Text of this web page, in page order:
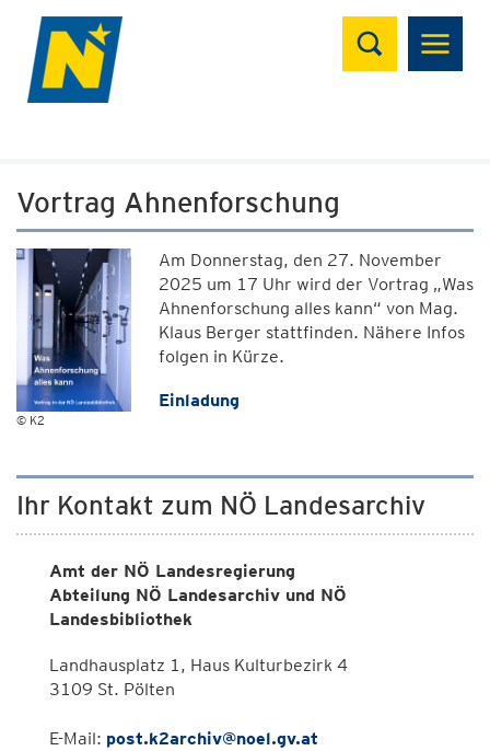
Suchen
Vortrag Ahnenforschung
© K2
Am Donnerstag, den 27. November
2025 um 17 Uhr wird der Vortrag „Was
Ahnenforschung alles kann“ von Mag.
Klaus Berger stattfinden. Nähere Infos
folgen in Kürze.
Einladung
Ihr Kontakt zum NÖ Landesarchiv
Amt der NÖ Landesregierung
Abteilung NÖ Landesarchiv und NÖ
Landesbibliothek
Landhausplatz 1, Haus Kulturbezirk 4
3109 St. Pölten
E-Mail: post.k2archiv@noel.gv.at